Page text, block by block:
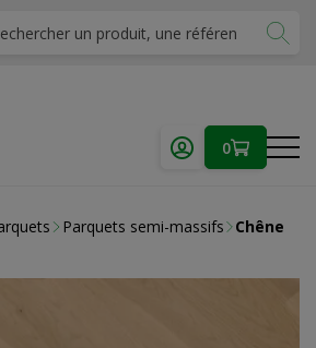
0
Parquets semi-massifs Chêne